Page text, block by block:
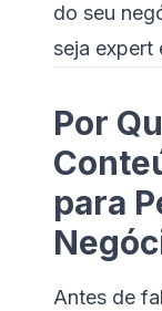
do seu
seja expert
Por
para
Antes de